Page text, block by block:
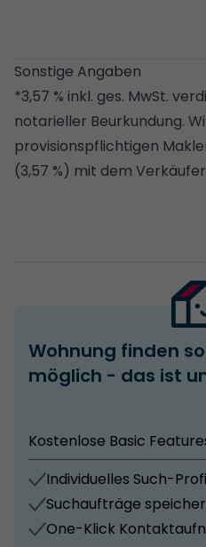
Sonstige Angaben
*3,57 % inkl. ges. MwSt.
notarieller Beurkundung.
provisionspflichtigen
(3,57 %) mit dem
Wohnung finden
möglich - das ist
Kostenlose Basic
Individuelles Such-
Suchaufträge
One-Klick